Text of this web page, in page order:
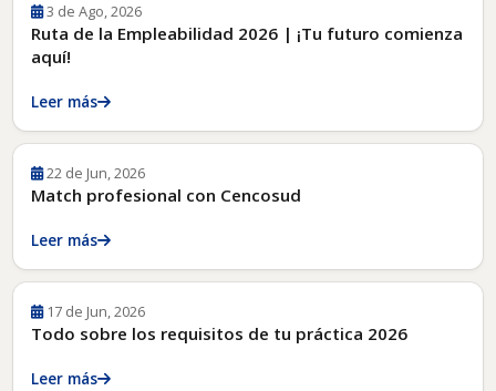
3 de Ago, 2026
Ruta de la Empleabilidad 2026 | ¡Tu futuro comienza
aquí!
Leer más
22 de Jun, 2026
Match profesional con Cencosud
Leer más
17 de Jun, 2026
Todo sobre los requisitos de tu práctica 2026
Leer más